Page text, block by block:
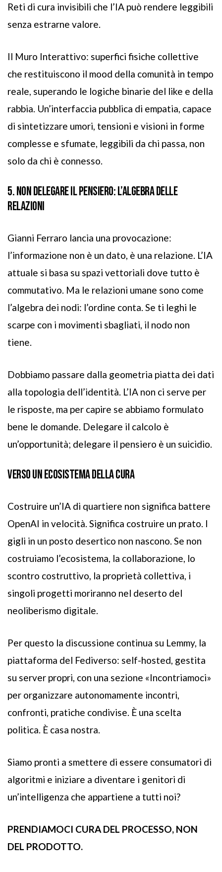
Reti di cura invisibili che l’IA può rendere leggibili
senza estrarne valore.
Il Muro Interattivo: superfici fisiche collettive
che restituiscono il mood della comunità in tempo
reale, superando le logiche binarie del like e della
rabbia. Un’interfaccia pubblica di empatia, capace
di sintetizzare umori, tensioni e visioni in forme
complesse e sfumate, leggibili da chi passa, non
solo da chi è connesso.
5. NON DELEGARE IL PENSIERO: L’ALGEBRA DELLE
RELAZIONI
Gianni Ferraro lancia una provocazione:
l’informazione non è un dato, è una relazione. L’IA
attuale si basa su spazi vettoriali dove tutto è
commutativo. Ma le relazioni umane sono come
l’algebra dei nodi: l’ordine conta. Se ti leghi le
scarpe con i movimenti sbagliati, il nodo non
tiene.
Dobbiamo passare dalla geometria piatta dei dati
alla topologia dell’identità. L’IA non ci serve per
le risposte, ma per capire se abbiamo formulato
bene le domande. Delegare il calcolo è
un’opportunità; delegare il pensiero è un suicidio.
VERSO UN ECOSISTEMA DELLA CURA
Costruire un’IA di quartiere non significa battere
OpenAI in velocità. Significa costruire un prato. I
gigli in un posto desertico non nascono. Se non
costruiamo l’ecosistema, la collaborazione, lo
scontro costruttivo, la proprietà collettiva, i
singoli progetti moriranno nel deserto del
neoliberismo digitale.
Per questo la discussione continua su Lemmy, la
piattaforma del Fediverso: self-hosted, gestita
su server propri, con una sezione «Incontriamoci»
per organizzare autonomamente incontri,
confronti, pratiche condivise. È una scelta
politica. È casa nostra.
Siamo pronti a smettere di essere consumatori di
algoritmi e iniziare a diventare i genitori di
un’intelligenza che appartiene a tutti noi?
PRENDIAMOCI CURA DEL PROCESSO, NON
DEL PRODOTTO.